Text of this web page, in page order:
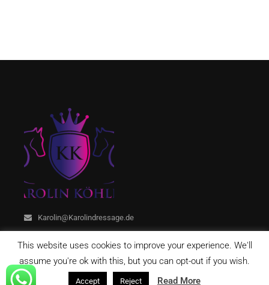
Karolin@Karolindressage.de
This website uses cookies to improve your experience. We'll
assume you're ok with this, but you can opt-out if you wish.
Accept Reject Read More